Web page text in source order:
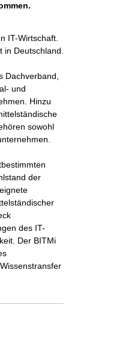
IT-Wirtschaft.
Deutschland.
Dachverband,
und
Hinzu
sowohl
der
des IT-
Der BITMi